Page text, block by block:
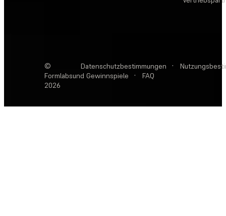
©
Formlabs
2026
Datenschutzbestimmungen ·
und Gewinnspiele
· FAQ